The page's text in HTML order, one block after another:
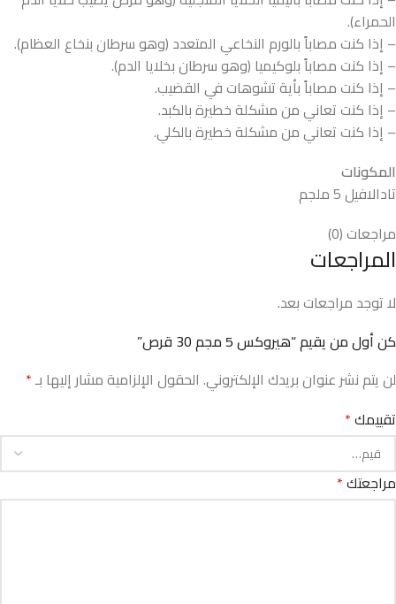
الحمراء).
– إذا كنت مصاباً بالورم النخاعي المتعدد (وهو سرطان بنخاع العظام).
– إذا كنت مصاباً بلوكيميا (وهو سرطان بخلايا الدم).
– إذا كنت مصاباً بأية تشوهات في القضيب.
– إذا كنت تعاني من مشكلة خطيرة بالكبد.
– إذا كنت تعاني من مشكلة خطيرة بالكلي.
المكونات
تادالافيل 5 ملجم
مراجعات (0)
المراجعات
لا توجد مراجعات بعد.
كن أول من يقيم “هيروكس 5 مجم 30 قرص”
لن يتم نشر عنوان بريدك الإلكتروني. الحقول الإلزامية مشار إليها بـ*
تقييمك*
مراجعتك*